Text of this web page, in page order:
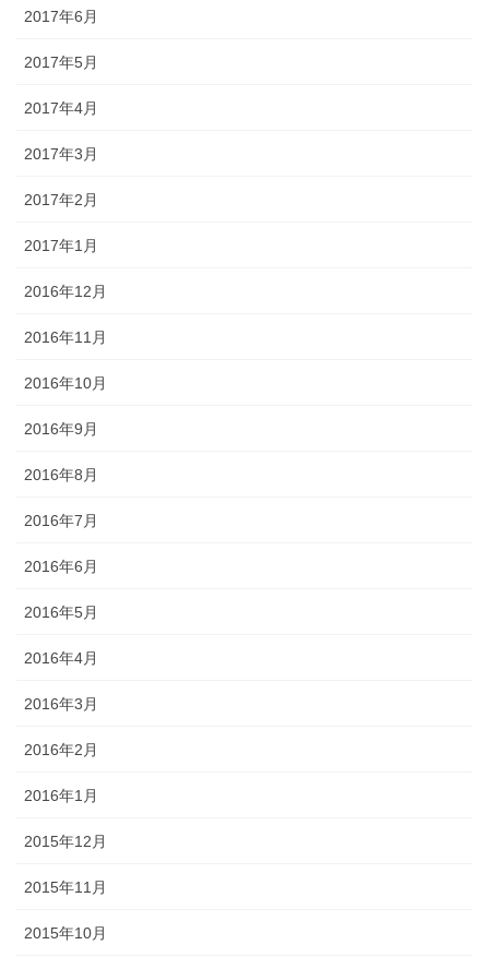
2017年6月
2017年5月
2017年4月
2017年3月
2017年2月
2017年1月
2016年12月
2016年11月
2016年10月
2016年9月
2016年8月
2016年7月
2016年6月
2016年5月
2016年4月
2016年3月
2016年2月
2016年1月
2015年12月
2015年11月
2015年10月